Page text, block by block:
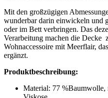
Mit den großzügigen
wunderbar darin einwickeln und
oder im Bett verbringen. Das
Verarbeitung machen die Decke
Wohnaccessoire mit Meerflair,
ergänzt.
Produktbeschreibung:
Material: 77 %Baumwolle,